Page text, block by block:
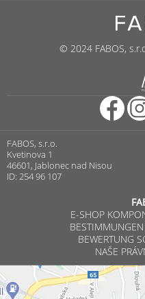
© 2024 FABOS,
FABOS, s.r.o.
Kvetinova 1
46601, Jablonec nad Nisou
ID: 254 96 107
E-SHOP
BEWERTUNG
NAŠE